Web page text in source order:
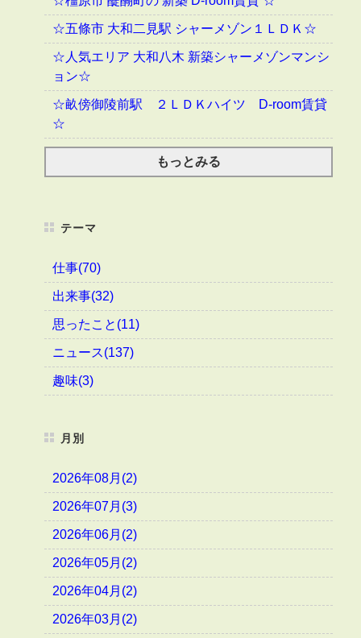
☆五條市 大和二見駅 シャーメゾン１ＬＤＫ☆
☆人気エリア 大和八木 新築シャーメゾンマンシ
ョン☆
☆畝傍御陵前駅 ２ＬＤＫハイツ D-room賃貸
☆
もっとみる
テーマ
仕事(70)
出来事(32)
思ったこと(11)
ニュース(137)
趣味(3)
月別
2026年08月(2)
2026年07月(3)
2026年06月(2)
2026年05月(2)
2026年04月(2)
2026年03月(2)